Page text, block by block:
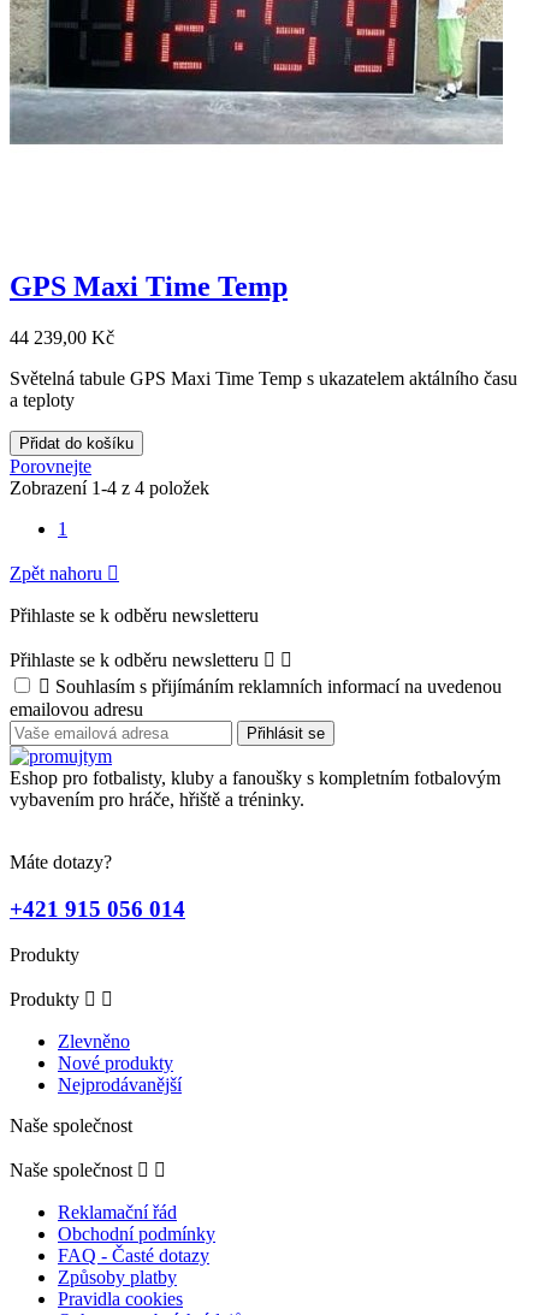
GPS Maxi Time Temp
44 239,00 Kč
Světelná tabule GPS Maxi Time Temp s ukazatelem aktálního času
a teploty
Přidat do košíku
Porovnejte
Zobrazení 1-4 z 4 položek
1
Zpět nahoru 
Přihlaste se k odběru newsletteru
Přihlaste se k odběru newsletteru  
 Souhlasím s přijímáním reklamních informací na uvedenou
emailovou adresu
Eshop pro fotbalisty, kluby a fanoušky s kompletním fotbalovým
vybavením pro hráče, hřiště a tréninky.
Máte dotazy?
+421 915 056 014
Produkty
Produkty  
Zlevněno
Nové produkty
Nejprodávanější
Naše společnost
Naše společnost  
Reklamační řád
Obchodní podmínky
FAQ - Časté dotazy
Způsoby platby
Pravidla cookies